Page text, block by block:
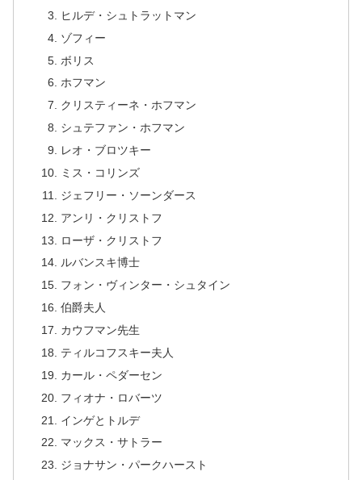
ヒルデ・シュトラットマン
ゾフィー
ボリス
ホフマン
クリスティーネ・ホフマン
シュテファン・ホフマン
レオ・ブロツキー
ミス・コリンズ
ジェフリー・ソーンダース
アンリ・クリストフ
ローザ・クリストフ
ルバンスキ博士
フォン・ヴィンター・シュタイン
伯爵夫人
カウフマン先生
ティルコフスキー夫人
カール・ペダーセン
フィオナ・ロバーツ
インゲとトルデ
マックス・サトラー
ジョナサン・パークハースト